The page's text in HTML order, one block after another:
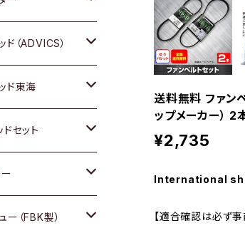
送料無料 ファン
ップメーカー）
¥2,735
International
【適合確認は必ず事
（ADVICS）
ド東海
セット
（FBK製）